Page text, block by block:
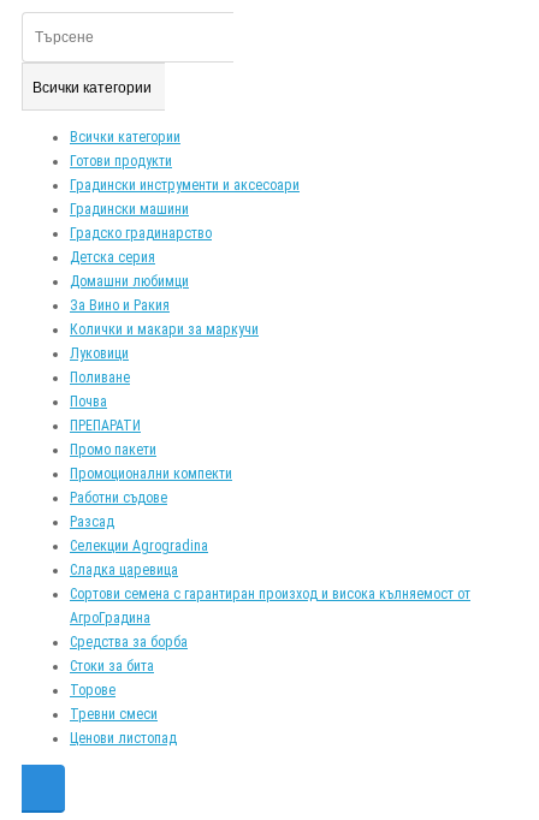
Всички категории
Всички категории
Готови продукти
Градински инструменти и аксесоари
Градински машини
Градско градинарство
Детска серия
Домашни любимци
За Вино и Ракия
Колички и макари за маркучи
Луковици
Поливане
Почва
ПРЕПАРАТИ
Промо пакети
Промоционални компекти
Работни съдове
Разсад
Селекции Agrogradina
Сладка царевица
Сортови семена с гарантиран произход и висока кълняемост от
АгроГрадина
Средства за борба
Стоки за бита
Торове
Тревни смеси
Ценови листопад